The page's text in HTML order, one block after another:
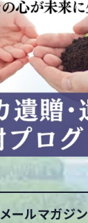
メールマガジン